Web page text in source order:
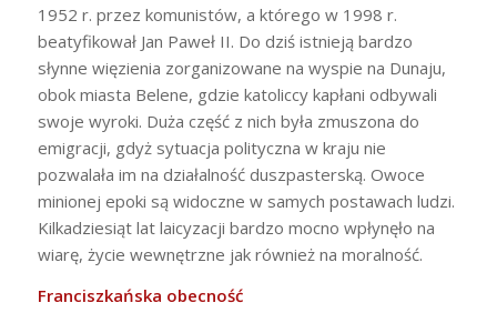
1952 r. przez komunistów, a którego w 1998 r.
beatyfikował Jan Paweł II. Do dziś istnieją bardzo
słynne więzienia zorganizowane na wyspie na Dunaju,
obok miasta Belene, gdzie katoliccy kapłani odbywali
swoje wyroki. Duża część z nich była zmuszona do
emigracji, gdyż sytuacja polityczna w kraju nie
pozwalała im na działalność duszpasterską. Owoce
minionej epoki są widoczne w samych postawach ludzi.
Kilkadziesiąt lat laicyzacji bardzo mocno wpłynęło na
wiarę, życie wewnętrzne jak również na moralność.
Franciszkańska obecność